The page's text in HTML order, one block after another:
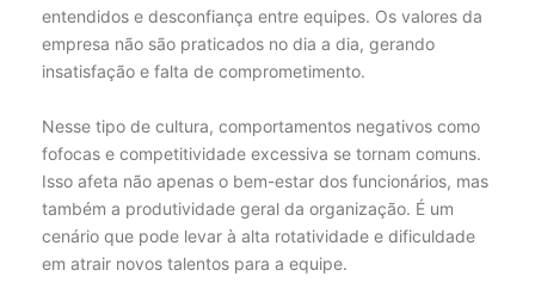
entendidos e desconfiança entre equipes. Os valores da
empresa não são praticados no dia a dia, gerando
insatisfação e falta de comprometimento.
Nesse tipo de cultura, comportamentos negativos como
fofocas e competitividade excessiva se tornam comuns.
Isso afeta não apenas o bem-estar dos funcionários, mas
também a produtividade geral da organização. É um
cenário que pode levar à alta rotatividade e dificuldade
em atrair novos talentos para a equipe.